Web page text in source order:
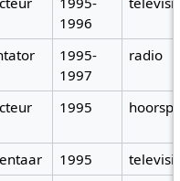
1996
1995-
1997
radio
1995
1995